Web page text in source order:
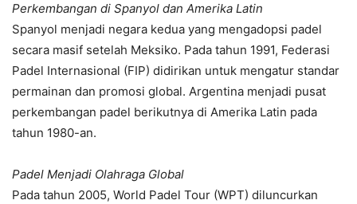
Perkembangan di Spanyol dan Amerika Latin
Spanyol menjadi negara kedua yang mengadopsi padel
secara masif setelah Meksiko. Pada tahun 1991, Federasi
Padel Internasional (FIP) didirikan untuk mengatur standar
permainan dan promosi global. Argentina menjadi pusat
perkembangan padel berikutnya di Amerika Latin pada
tahun 1980-an.
Padel Menjadi Olahraga Global
Pada tahun 2005, World Padel Tour (WPT) diluncurkan